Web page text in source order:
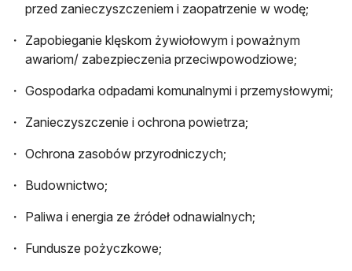
przed zanieczyszczeniem i zaopatrzenie w wodę;
Zapobieganie klęskom żywiołowym i poważnym
awariom/ zabezpieczenia przeciwpowodziowe;
Gospodarka odpadami komunalnymi i przemysłowymi;
Zanieczyszczenie i ochrona powietrza;
Ochrona zasobów przyrodniczych;
Budownictwo;
Paliwa i energia ze źródeł odnawialnych;
Fundusze pożyczkowe;